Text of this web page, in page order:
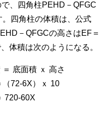
、四角柱PEHD－QFGC
四角柱の体積は、公式
－QFGCの高さはEF＝
体積は次のようになる。
底面積 ｘ 高さ
ｘ 10